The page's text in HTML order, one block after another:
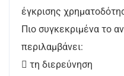
έγκρισης
Πιο συγκεκριμένα το
περιλαμβάνει:
 τη διερεύνηση